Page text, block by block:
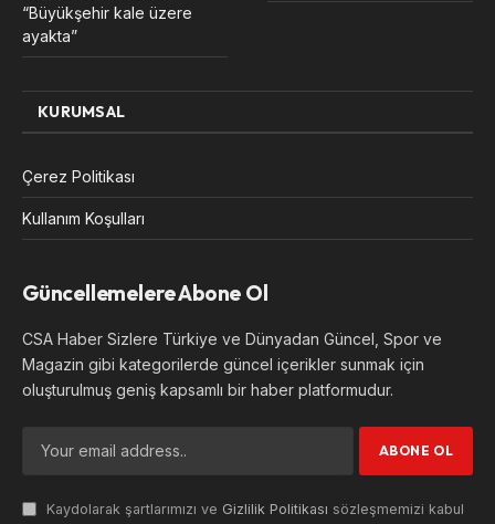
“Büyükşehir kale üzere
ayakta”
KURUMSAL
Çerez Politikası
Kullanım Koşulları
Güncellemelere Abone Ol
CSA Haber Sizlere Türkiye ve Dünyadan Güncel, Spor ve
Magazin gibi kategorilerde güncel içerikler sunmak için
oluşturulmuş geniş kapsamlı bir haber platformudur.
Kaydolarak şartlarımızı ve Gizlilik Politikası sözleşmemizi kabul